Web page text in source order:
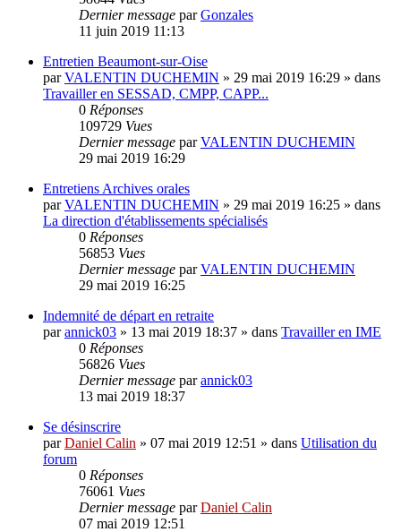
Dernier message parGonzales
11 juin 2019 11:13
Entretien Beaumont-sur-Oise
parVALENTIN DUCHEMIN » 29 mai 2019 16:29 » dans
Travailler en SESSAD, CMPP, CAPP...
0 Réponses
109729 Vues
Dernier message parVALENTIN DUCHEMIN
29 mai 2019 16:29
Entretiens Archives orales
parVALENTIN DUCHEMIN » 29 mai 2019 16:25 » dans
La direction d'établissements spécialisés
0 Réponses
56853 Vues
Dernier message parVALENTIN DUCHEMIN
29 mai 2019 16:25
Indemnité de départ en retraite
parannick03 » 13 mai 2019 18:37 » dans Travailler en IME
0 Réponses
56826 Vues
Dernier message parannick03
13 mai 2019 18:37
Se désinscrire
parDaniel Calin » 07 mai 2019 12:51 » dans Utilisation du
forum
0 Réponses
76061 Vues
Dernier message parDaniel Calin
07 mai 2019 12:51